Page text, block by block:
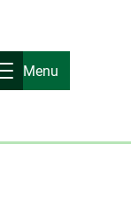
Menu